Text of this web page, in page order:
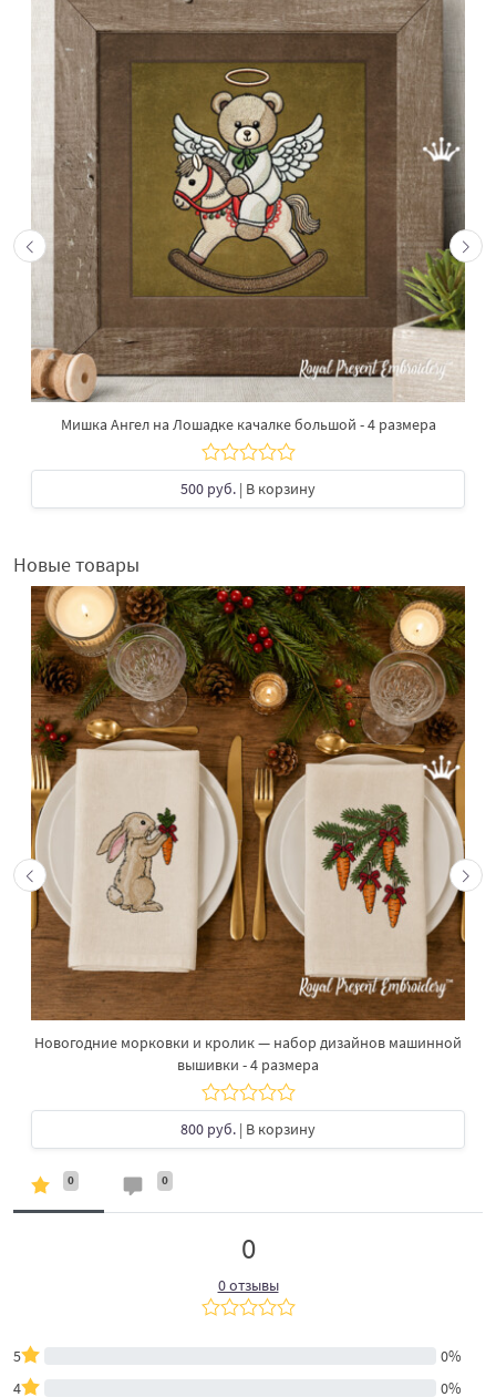
Мишка Ангел на Лошадке качалке большой - 4 размера
500 руб. | В корзину
Новые товары
Новогодние морковки и кролик — набор дизайнов машинной
вышивки - 4 размера
800 руб. | В корзину
0 0
0
0 отзывы
5
0%
4
0%